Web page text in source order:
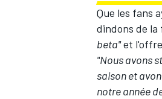
Que les fans
dindons de
beta"et l'offre
"Nous avons
saison et
notre année